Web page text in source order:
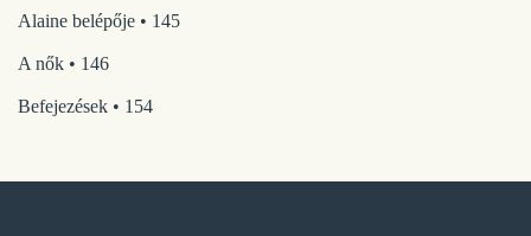
Alaine belépője • 145
A nők • 146
Befejezések • 154